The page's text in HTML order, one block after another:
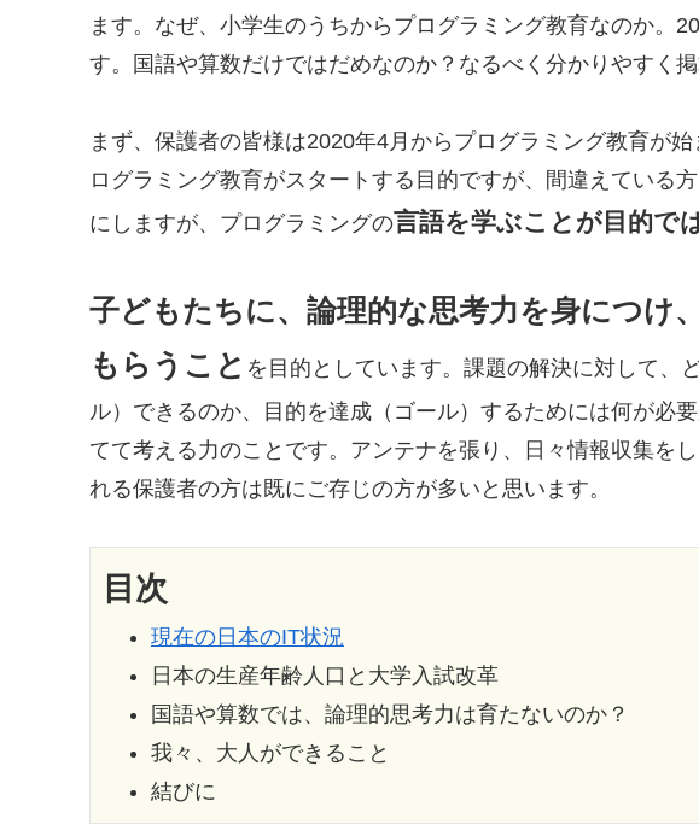
ます。なぜ、小学生のうちからプログラミング教育なのか。
す。国語や算数だけではだめなのか？なるべく分かりやすく
まず、保護者の皆様は2020年4月からプログラミング教育が
ログラミング教育がスタートする目的ですが、間違えている
にしますが、プログラミングの言語を学ぶことが目的で
子どもたちに、論理的な思考力を身につけ
もらうこと を目的としています。課題の解決に対して、
ル）できるのか、目的を達成（ゴール）するためには何が必
てて考える力のことです。アンテナを張り、日々情報収集を
れる保護者の方は既にご存じの方が多いと思います。
目次
現在の日本のIT状況
日本の生産年齢人口と大学入試改革
国語や算数では、論理的思考力は育たないのか？
我々、大人ができること
結びに